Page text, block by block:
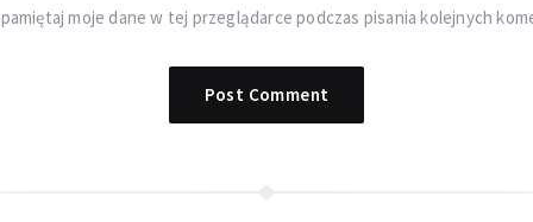
moje dane w tej przeglądarce podczas pisania kolejnych